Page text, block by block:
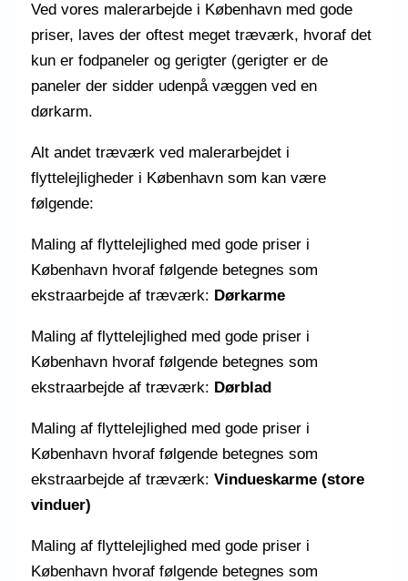
Ved vores malerarbejde i København med gode
priser, laves der oftest meget træværk, hvoraf det
kun er fodpaneler og gerigter (gerigter er de
paneler der sidder udenpå væggen ved en
dørkarm.
Alt andet træværk ved malerarbejdet i
flyttelejligheder i København som kan være
følgende:
Maling af flyttelejlighed med gode priser i
København hvoraf følgende betegnes som
ekstraarbejde af træværk: Dørkarme
Maling af flyttelejlighed med gode priser i
København hvoraf følgende betegnes som
ekstraarbejde af træværk: Dørblad
Maling af flyttelejlighed med gode priser i
København hvoraf følgende betegnes som
ekstraarbejde af træværk:Vindueskarme (store
vinduer)
Maling af flyttelejlighed med gode priser i
København hvoraf følgende betegnes som